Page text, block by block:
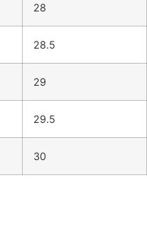
28
28.5
29
29.5
30